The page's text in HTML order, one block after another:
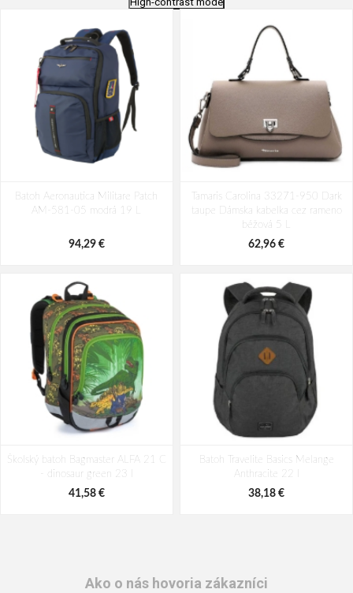
AM-580-05 modrá 22 L
Rosé 35 l
49,10 €
Batoh Aeronautica Militare Patch
AM-581-05 modrá 19 L
94,29 €
Tamaris Carolina 33271-950 Dark
taupe Dámska kabelka cez rameno
béžová 5 L
62,96 €
Školský batoh Bagmaster ALFA 21 C
- dinosaur green 23 l
41,58 €
Batoh Travelite Basics Melange
Anthracite 22 l
38,18 €
Ako o nás hovoria zákazníci